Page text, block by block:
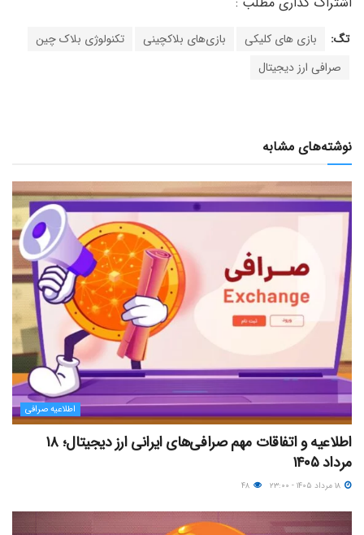
تگ: بازی های کلیکی بازی‌های بلاکچینی
تکنولوژی بلاک چین
صرافی ارز دیجیتال
نوشته‌های مشابه
اطلاعیه صرافی
اطلاعیه و اتفاقات مهم صرافی‌های ایرانی ارز دیجیتال؛ ۱۸
مرداد ۱۴۰۵